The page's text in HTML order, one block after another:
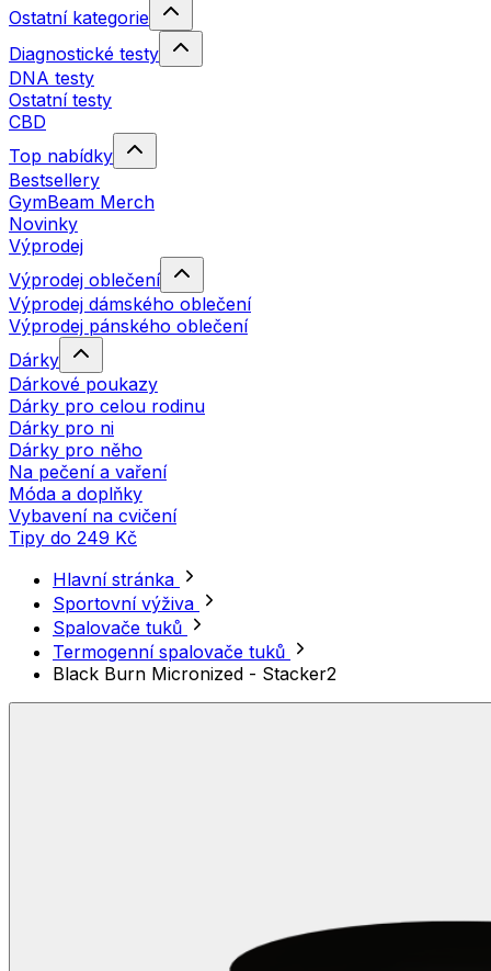
Ostatní kategorie
Diagnostické testy
DNA testy
Ostatní testy
CBD
Top nabídky
Bestsellery
GymBeam Merch
Novinky
Výprodej
Výprodej oblečení
Výprodej dámského oblečení
Výprodej pánského oblečení
Dárky
Dárkové poukazy
Dárky pro celou rodinu
Dárky pro ni
Dárky pro něho
Na pečení a vaření
Móda a doplňky
Vybavení na cvičení
Tipy do 249 Kč
Hlavní stránka
Sportovní výživa
Spalovače tuků
Termogenní spalovače tuků
Black Burn Micronized - Stacker2